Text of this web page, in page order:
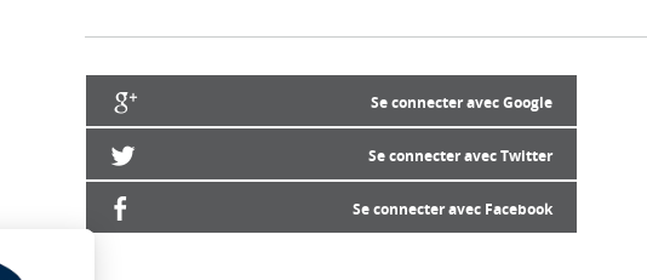
Se connecter avec Google
Se connecter avec Twitter
Se connecter avec Facebook